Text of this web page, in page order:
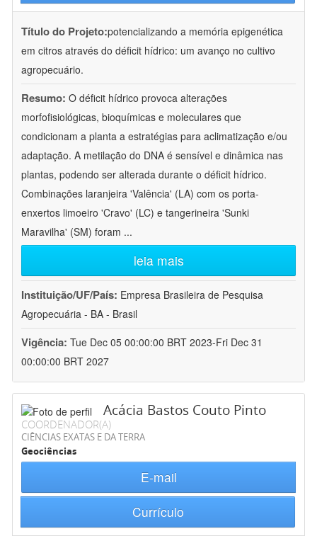
Título do Projeto:potencializando a memória epigenética
em citros através do déficit hídrico: um avanço no cultivo
agropecuário.
Resumo: O déficit hídrico provoca alterações
morfofisiológicas, bioquímicas e moleculares que
condicionam a planta a estratégias para aclimatização e/ou
adaptação. A metilação do DNA é sensível e dinâmica nas
plantas, podendo ser alterada durante o déficit hídrico.
Combinações laranjeira 'Valência' (LA) com os porta-
enxertos limoeiro 'Cravo' (LC) e tangerineira 'Sunki
Maravilha' (SM) foram ...
leia mais
Instituição/UF/País: Empresa Brasileira de Pesquisa
Agropecuária - BA - Brasil
Vigência: Tue Dec 05 00:00:00 BRT 2023-Fri Dec 31
00:00:00 BRT 2027
Acácia Bastos Couto Pinto
COORDENADOR(A)
CIÊNCIAS EXATAS E DA TERRA
Geociências
E-mail
Currículo